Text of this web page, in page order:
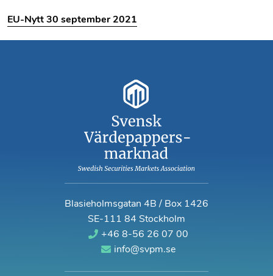
EU-Nytt 30 september 2021
Blasieholmsgatan 4B / Box 1426
SE-111 84 Stockholm
+46 8-56 26 07 00
info@svpm.se